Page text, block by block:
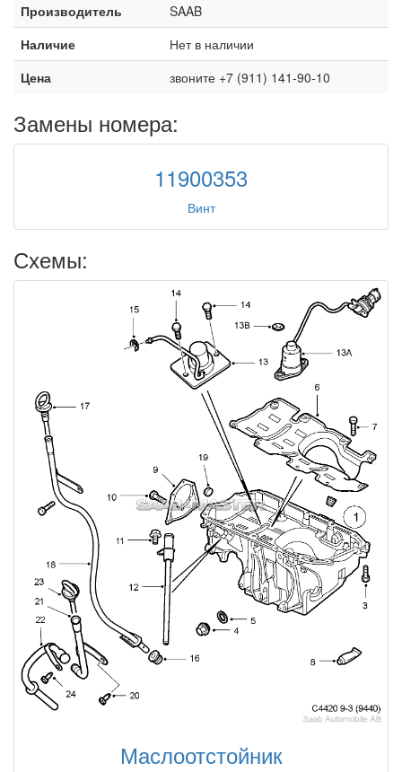
Производитель
SAAB
Наличие
Нет в наличии
Цена
звоните +7 (911) 141-90-10
Замены номера:
11900353
Винт
Схемы:
Маслоотстойник